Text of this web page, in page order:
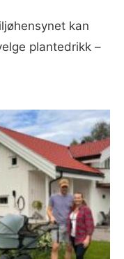
kan
plantedrikk –